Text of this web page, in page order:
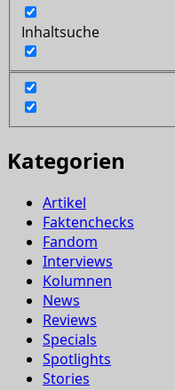
Inhaltsuche
Kategorien
Artikel
Faktenchecks
Fandom
Interviews
Kolumnen
News
Reviews
Specials
Spotlights
Stories